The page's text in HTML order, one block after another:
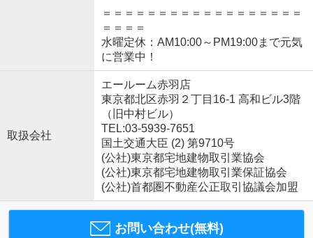
＝＝＝＝＝＝＝＝＝＝＝＝＝＝＝＝＝＝
＝＝＝＝
水曜定休：AM10:00～PM19:00まで元気
に営業中！
取扱会社
エールーム赤羽店
東京都北区赤羽２丁目16-1 高和ビル3階
（旧中村ビル）
TEL:03-5939-7651
国土交通大臣 (2) 第9710号
(公社)東京都宅地建物取引業協会
(公社)東京都宅地建物取引業保証協会
(公社)首都圏不動産公正取引協議会加盟
お問い合わせ(無料)